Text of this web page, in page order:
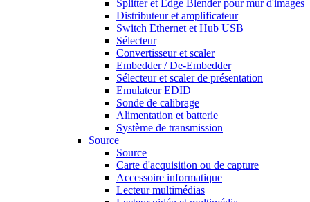
Splitter et Edge Blender pour mur d'images
Distributeur et amplificateur
Switch Ethernet et Hub USB
Sélecteur
Convertisseur et scaler
Embedder / De-Embedder
Sélecteur et scaler de présentation
Emulateur EDID
Sonde de calibrage
Alimentation et batterie
Système de transmission
Source
Source
Carte d'acquisition ou de capture
Accessoire informatique
Lecteur multimédias